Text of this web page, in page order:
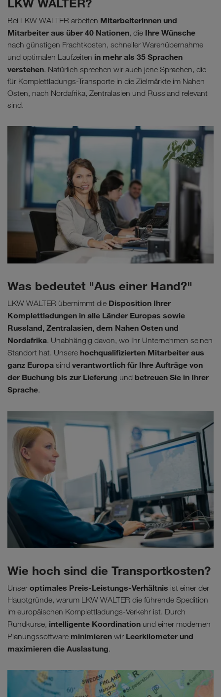
LKW WALTER?
Bei LKW WALTER arbeiten Mitarbeiterinnen und
Mitarbeiter aus über 40 Nationen, die Ihre Wünsche
nach günstigen Frachtkosten, schneller Warenübernahme
und optimalen Laufzeiten in mehr als 35 Sprachen
verstehen. Natürlich sprechen wir auch jene Sprachen, die
für Komplettladungs-Transporte in die Zielmärkte im Nahen
Osten, nach Nordafrika, Zentralasien und Russland relevant
sind.
Was bedeutet "Aus einer Hand?"
LKW WALTER übernimmt die Disposition Ihrer
Komplettladungen in alle Länder Europas sowie
Russland, Zentralasien, dem Nahen Osten und
Nordafrika. Unabhängig davon, wo Ihr Unternehmen seinen
Standort hat. Unsere hochqualifizierten Mitarbeiter aus
ganz Europa sind verantwortlich für Ihre Aufträge von
der Buchung bis zur Lieferung und betreuen Sie in Ihrer
Sprache.
Wie hoch sind die Transportkosten?
Unser optimales Preis-Leistungs-Verhältnis ist einer der
Hauptgründe, warum LKW WALTER die führende Spedition
im europäischen Komplettladungs-Verkehr ist. Durch
Rundkurse, intelligente Koordination und einer modernen
Planungssoftware minimieren wir Leerkilometer und
maximieren die Auslastung.